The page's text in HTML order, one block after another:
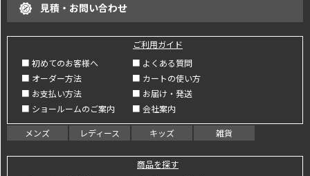
見積・お問い合わせ
ご利用ガイド
■ 初めてのお客様へ
■ よくある質問
■ オーダー方法
■ カートの使い方
■ お支払い方法
■ お届け・発送
■ ショールームのご案内
■ 会社案内
メンズ レディース キッズ 雑貨
商品を探す